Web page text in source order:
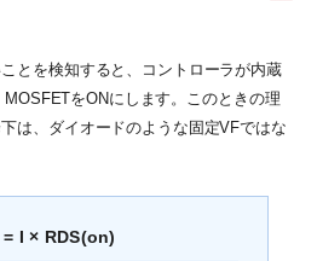
とを検知すると、コントローラが内蔵
をONにします。このときの理
は、ダイオードのような固定VFではな
= I × RDS(on)